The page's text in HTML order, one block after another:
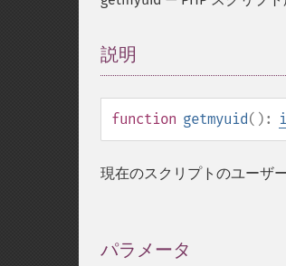
説明
function getmyuid():
現在のスクリプトのユーザ
パラメータ